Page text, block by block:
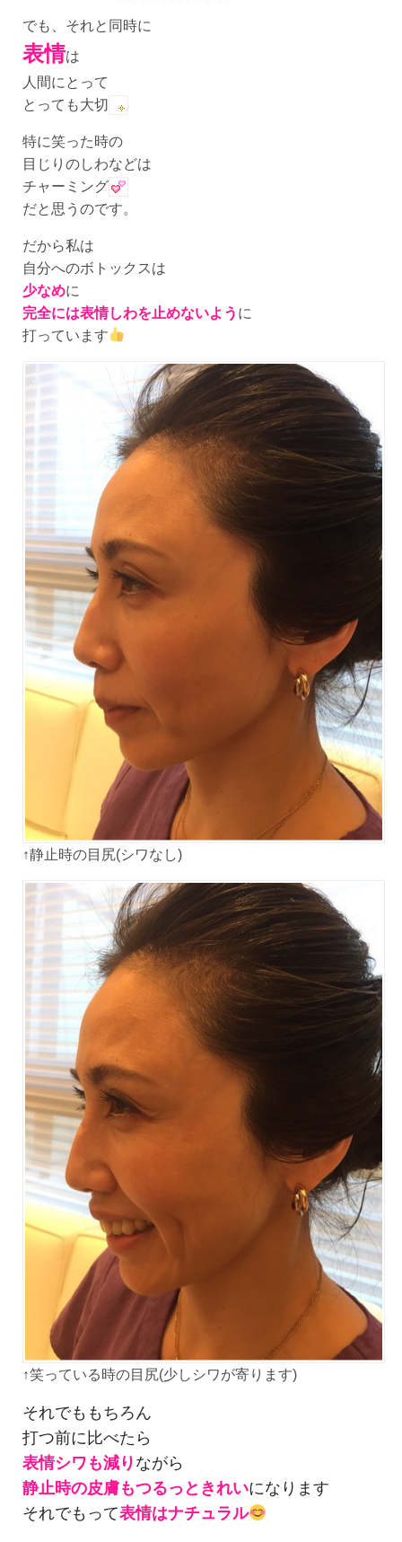
でも、それと同時に
表情は
人間にとって
とっても大切
特に笑った時の
目じりのしわなどは
チャーミング
だと思うのです。
だから私は
自分へのボトックスは
少なめに
完全には表情しわを止めないよう に
打っています
↑静止時の目尻(シワなし)
↑笑っている時の目尻(少しシワが寄ります)
それでももちろん
打つ前に比べたら
表情シワも減り ながら
静止時の皮膚もつるっときれいになります
それでもって表情はナチュラル